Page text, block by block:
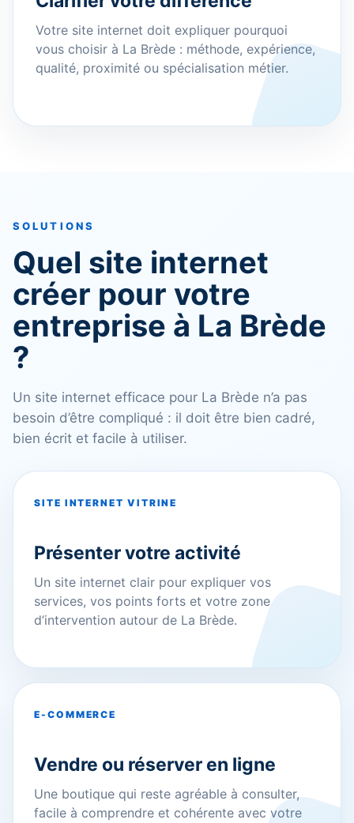
Votre site internet doit expliquer pourquoi
vous choisir à La Brède : méthode, expérience,
qualité, proximité ou spécialisation métier.
SOLUTIONS
Quel site internet
créer pour votre
entreprise à La Brède
?
Un site internet efficace pour La Brède n’a pas
besoin d’être compliqué : il doit être bien cadré,
bien écrit et facile à utiliser.
SITE INTERNET VITRINE
Présenter votre activité
Un site internet clair pour expliquer vos
services, vos points forts et votre zone
d’intervention autour de La Brède.
E-COMMERCE
Vendre ou réserver en ligne
Une boutique qui reste agréable à consulter,
facile à comprendre et cohérente avec votre